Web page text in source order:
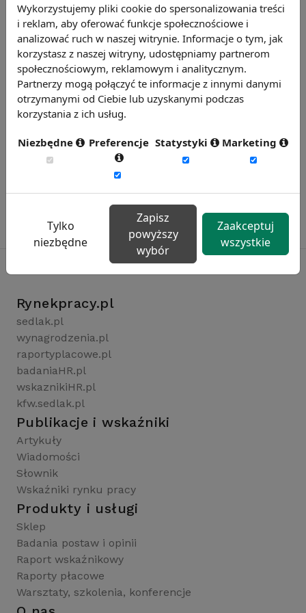
Chcesz wiedzieć więcej?
Zobacz więcej wiadomości
Rynekpracy.pl
sedlak.pl
wynagrodzenia.pl
raportyplacowe.pl
badaniaHR.pl
wskaznikiHR.pl
kfw.sedlak.pl
Publikacje i wskaźniki
Artykuły
Wiadomości
Słownik
Wskaźniki rynku pracy
Produkty i usługi
Sklep
Badania postaw i opinii
Raport wskaźnikowy
Raporty płacowe
Warsztaty, szkolenia, konferencje
Wykorzystujemy pliki cookie do spersonalizowania treści
i reklam, aby oferować funkcje społecznościowe i
analizować ruch w naszej witrynie. Informacje o tym, jak
korzystasz z naszej witryny, udostępniamy partnerom
społecznościowym, reklamowym i analitycznym.
Partnerzy mogą połączyć te informacje z innymi danymi
otrzymanymi od Ciebie lub uzyskanymi podczas
korzystania z ich usług.
Niezbędne Preferencje Statystyki Marketing
Tylko
niezbędne
Zapisz
powyższy
wybór
Zaakceptuj
wszystkie